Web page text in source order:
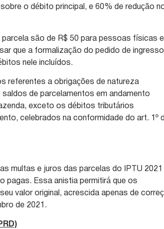
o débito principal, e 60% de redução
são de R$ 50 para pessoas físicas e
que a formalização do pedido de ingresso
nele incluídos.
referentes a obrigações de natureza
de parcelamentos em andamento
exceto os débitos tributários
celebrados na conformidade do art. 1º
multas e juros das parcelas do IPTU 2021
pagas. Essa anistia permitirá que os
valor original, acrescida apenas de
de 2021.